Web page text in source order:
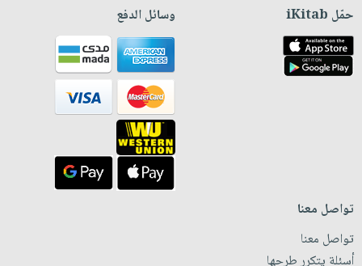
حمّل iKitab وسائل الدفع
تواصل معنا
تواصل معنا
أسئلة يتكرر طرحها